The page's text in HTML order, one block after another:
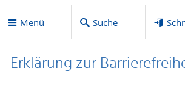
Menü Suche
Erklärung zur